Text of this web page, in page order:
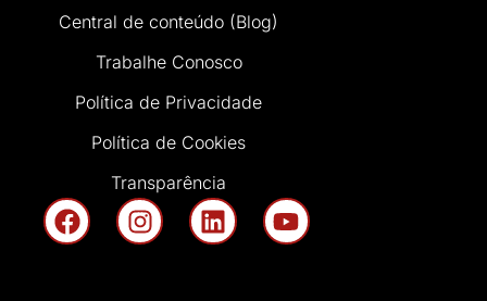
Central de conteúdo (Blog)
Trabalhe Conosco
Política de Privacidade
Política de Cookies
Transparência